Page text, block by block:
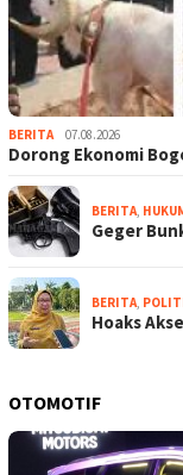
BERITA 07.08.2026
Dorong Ekonomi
BERITA,
Geger
BERITA,
Hoaks
OTOMOTIF